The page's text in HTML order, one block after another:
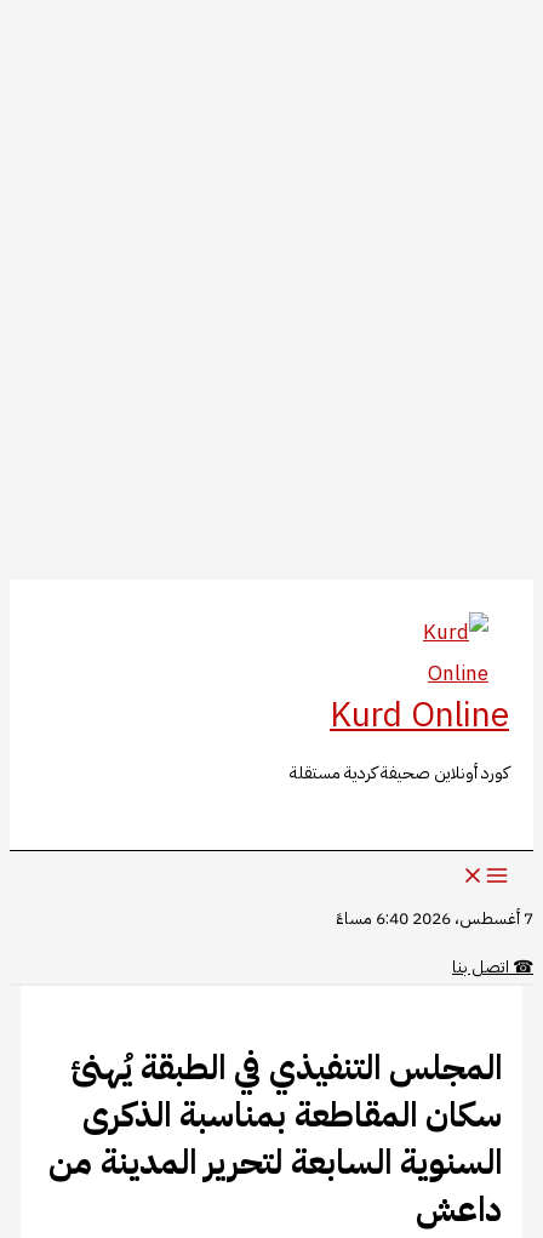
المحتوى
Kurd Online
كورد أونلاين صحيفة كردية مستقلة
7 أغسطس، 2026 6:40 مساءً
☎اتصل بنا
المجلس التنفيذي في الطبقة يُهنئ
سكان المقاطعة بمناسبة الذكرى
السنوية السابعة لتحرير المدينة من
داعش